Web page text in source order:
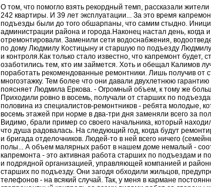
О том, что помогло взять рекордный темп, рассказали
242 квартиры. И 39 лет эксплуатации... За это время
подъезды были до того обшарпаны, что самим стыдно.
администрации района и города.Наконец настал день, когда
отремонтировали. Заменили сети водоснабжения,
по дому Людмилу Костицыну и старшую по подъезду
и контроля.Как только стало известно, что капремонт
озаботились тем, кто им займется. Хоть и обещал Калимов
поработать рекомендованные ремонтники. Лишь получив от
многоэтажку. Тем более что они давали двухлетнюю
поясняет Людмила Еркова. - Огромный объем, к тому же
Приходили ровно в восемь, получали от старших по
половина из специалистов-ремонтников - ребята молодые,
восемь этажей при норме в два-три дня заменяли всего за
Видимо, брали пример со своего начальника, который
что душа радовалась. На следующий год, когда будут
и бригада отделочников. Людей-то в ней всего ничего
полы... А объем малярных работ в нашем доме немалый -
капремонта - это активная работа старших по подъездам и
и подрядной организацией, управляющей компанией и
старших по подъезду. Они загодя обходили жильцов,
телефонов - на всякий случай. Так, у меня в кармане